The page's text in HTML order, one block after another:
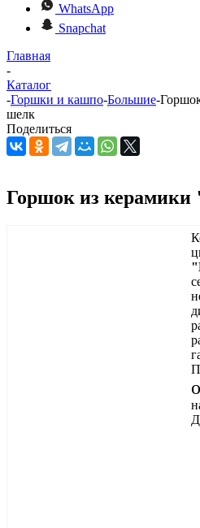
WhatsApp
Snapchat
Главная
-
Каталог
-Горшки и кашпо-Большие-
шелк
Поделиться
Горшок из